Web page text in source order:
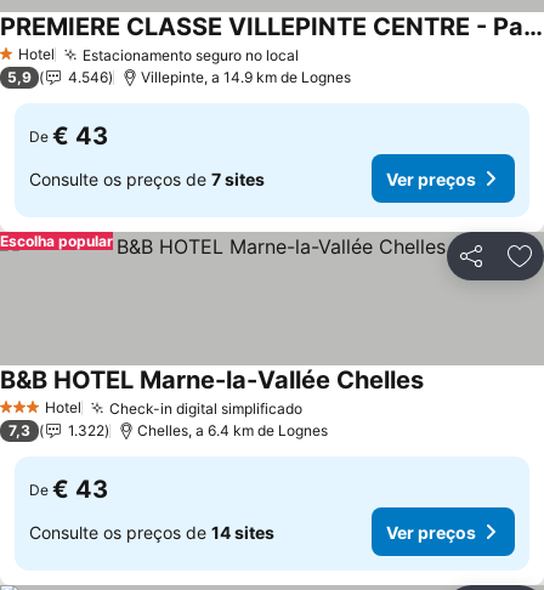
1 Estrelas
Hotel Estacionamento seguro no local
PREMIERE CLASSE VILLEPINTE CENTRE - Parc des Expositions
Ver preços
5,9 4.546 Villepinte, a 14.9 km de Lognes
De € 43
Consulte os preços de 7 sites Ver preços
Partilhar
Escolha popular
3 EstrelasHotel Check-in digital simplificadoVer preços
B&B HOTEL Marne-la-Vallée ChellesVer preços
7,3 1.322 Chelles, a 6.4 km de Lognes
De € 43
Consulte os preços de 14 sites Ver preços